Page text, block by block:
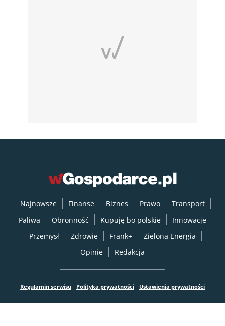
Najnowsze Finanse Biznes Prawo
Transport
Paliwa
Obronność Kupuję bo polskie
Innowacje
Przemysł
Zdrowie Frank+
Zielona Energia
Opinie
Redakcja
Regulamin serwisu Polityka prywatności Ustawienia prywatności